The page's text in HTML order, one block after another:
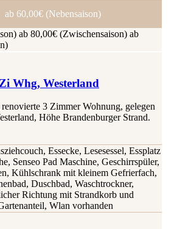
ab 60,00€ (Nebensaison)
ab 80,00€ (Zwischensaison) ab
Whg, Westerland
3 Zimmer Wohnung, gelegen
Höhe Brandenburger Strand.
Essecke, Lesesessel, Essplatz
Senseo Pad Maschine, Geschirrspüler,
Kühlschrank mit kleinem Gefrierfach,
Duschbad, Waschtrockner,
Richtung mit Strandkorb und
Wlan vorhanden